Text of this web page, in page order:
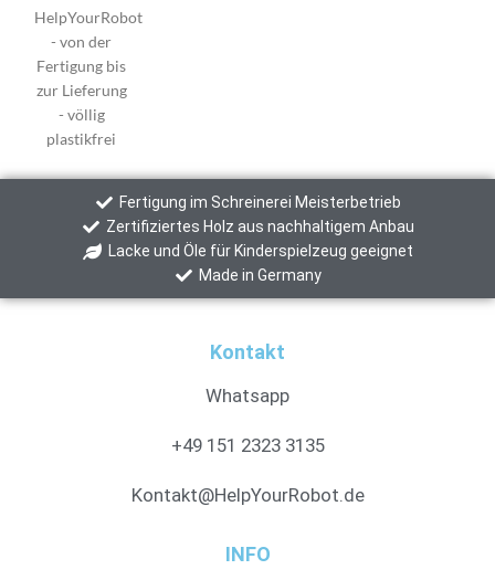
Fertigung im Schreinerei Meisterbetrieb
Zertifiziertes Holz aus nachhaltigem Anbau
Lacke und Öle für Kinderspielzeug geeignet
Made in Germany
Kontakt
Whatsapp
+49 151 2323 3135
Kontakt@HelpYourRobot.de
INFO